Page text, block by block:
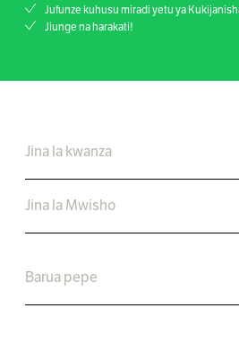
Jufunze kuhusu miradi yetu ya
Jiunge na harakati!